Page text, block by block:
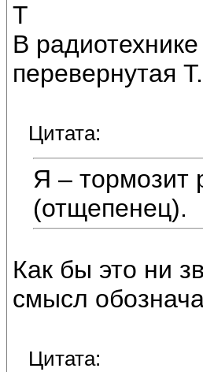
Т
В
перевернутая
Цитата:
Я – тормозит
(отщепенец).
Как бы это ни
смысл
Цитата: